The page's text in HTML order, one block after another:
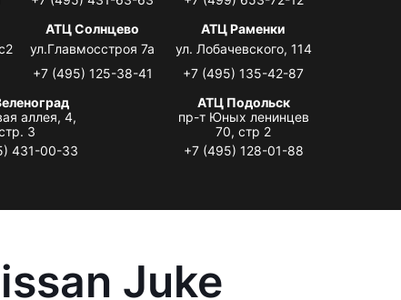
АТЦ Солнцево
ул.Главмосстроя 7а
+7 (495) 125-38-41
АТЦ Раменки
ул. Лобачевского, 114
+7 (495) 135-42-87
аллея, 4,
3
431-00-33
АТЦ Подольск
пр-т Юных ленинцев
70, стр 2
+7 (495) 128-01-88
Juke